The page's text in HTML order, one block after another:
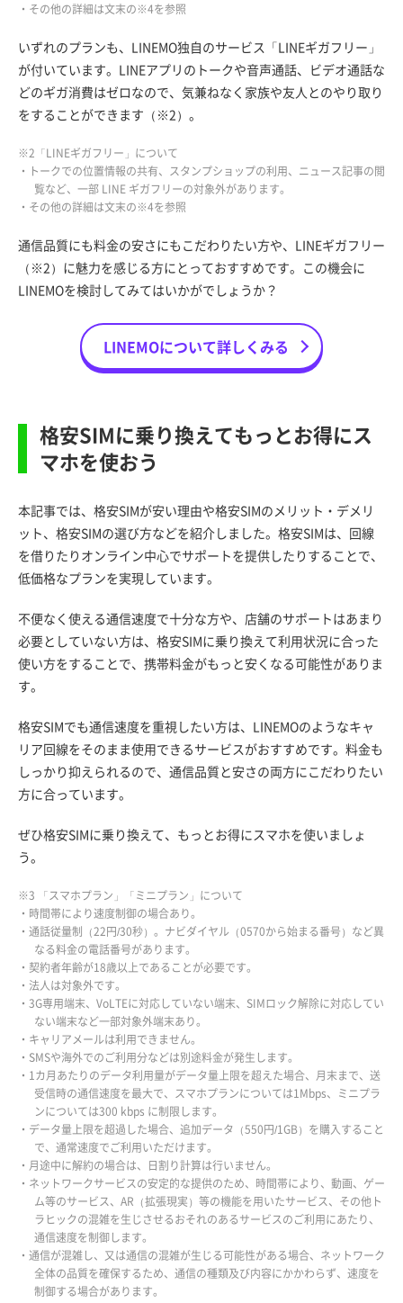
・その他の詳細は文末の※4を参照
いずれのプランも、LINEMO独自のサービス「LINEギガフリー」
が付いています。LINEアプリのトークや音声通話、ビデオ通話な
どのギガ消費はゼロなので、気兼ねなく家族や友人とのやり取り
をすることができます（※2）。
※2「LINEギガフリー」について
・トークでの位置情報の共有、スタンプショップの利用、ニュース記事の閲
覧など、一部 LINE ギガフリーの対象外があります。
・その他の詳細は文末の※4を参照
通信品質にも料金の安さにもこだわりたい方や、LINEギガフリー
（※2）に魅力を感じる方にとっておすすめです。この機会に
LINEMOを検討してみてはいかがでしょうか？
LINEMOについて詳しくみる
格安SIMに乗り換えてもっとお得にス
マホを使おう
本記事では、格安SIMが安い理由や格安SIMのメリット・デメリ
ット、格安SIMの選び方などを紹介しました。格安SIMは、回線
を借りたりオンライン中心でサポートを提供したりすることで、
低価格なプランを実現しています。
不便なく使える通信速度で十分な方や、店舗のサポートはあまり
必要としていない方は、格安SIMに乗り換えて利用状況に合った
使い方をすることで、携帯料金がもっと安くなる可能性がありま
す。
格安SIMでも通信速度を重視したい方は、LINEMOのようなキャ
リア回線をそのまま使用できるサービスがおすすめです。料金も
しっかり抑えられるので、通信品質と安さの両方にこだわりたい
方に合っています。
ぜひ格安SIMに乗り換えて、もっとお得にスマホを使いましょ
う。
※3 「スマホプラン」「ミニプラン」について
・時間帯により速度制御の場合あり。
・通話従量制（22円/30秒）。ナビダイヤル（0570から始まる番号）など異
なる料金の電話番号があります。
・契約者年齢が18歳以上であることが必要です。
・法人は対象外です。
・3G専用端末、VoLTEに対応していない端末、SIMロック解除に対応してい
ない端末など一部対象外端末あり。
・キャリアメールは利用できません。
・SMSや海外でのご利用分などは別途料金が発生します。
・1カ月あたりのデータ利用量がデータ量上限を超えた場合、月末まで、送
受信時の通信速度を最大で、スマホプランについては1Mbps、ミニプラ
ンについては300 kbps に制限します。
・データ量上限を超過した場合、追加データ（550円/1GB）を購入すること
で、通常速度でご利用いただけます。
・月途中に解約の場合は、日割り計算は行いません。
・ネットワークサービスの安定的な提供のため、時間帯により、動画、ゲー
ム等のサービス、AR（拡張現実）等の機能を用いたサービス、その他ト
ラヒックの混雑を生じさせるおそれのあるサービスのご利用にあたり、
通信速度を制御します。
・通信が混雑し、又は通信の混雑が生じる可能性がある場合、ネットワーク
全体の品質を確保するため、通信の種類及び内容にかかわらず、速度を
制御する場合があります。